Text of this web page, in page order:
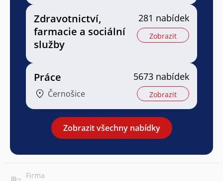
Zdravotnictví,
farmacie a sociální
služby
281 nabídek
Zobrazit
Práce
Černošice
5673 nabídek
Zobrazit
Zobrazit všechny nabídky
Firma